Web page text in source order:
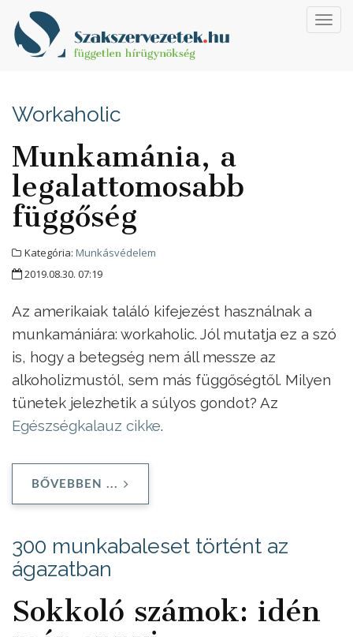
Workaholic
Munkamánia, a
legalattomosabb
függőség
Kategória: Munkásvédelem
2019.08.30. 07:19
Az amerikaiak találó kifejezést használnak a
munkamániára: workaholic. Jól mutatja ez a szó
is, hogy a betegség nem áll messze az
alkoholizmustól, sem más függőségtől. Milyen
tünetek jelezhetik a súlyos gondot? Az
Egészségkalauz cikke.
BŐVEBBEN ...
300 munkabaleset történt az
ágazatban
Sokkoló számok: idén